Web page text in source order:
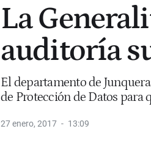
La
auditoría
El departamento de
de Protección de Datos para
27 enero, 2017 13:09